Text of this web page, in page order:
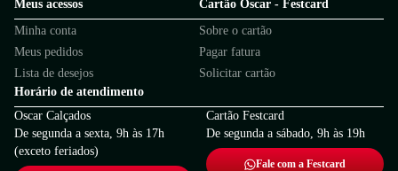
Meus acessos
Minha conta
Meus pedidos
Lista de desejos
Cartão Oscar - Festcard
Sobre o cartão
Pagar fatura
Solicitar cartão
Horário de atendimento
Oscar Calçados
De segunda a sexta, 9h às 17h
(exceto feriados)
Cartão Festcard
De segunda a sábado, 9h às 19h
Fale com a Festcard